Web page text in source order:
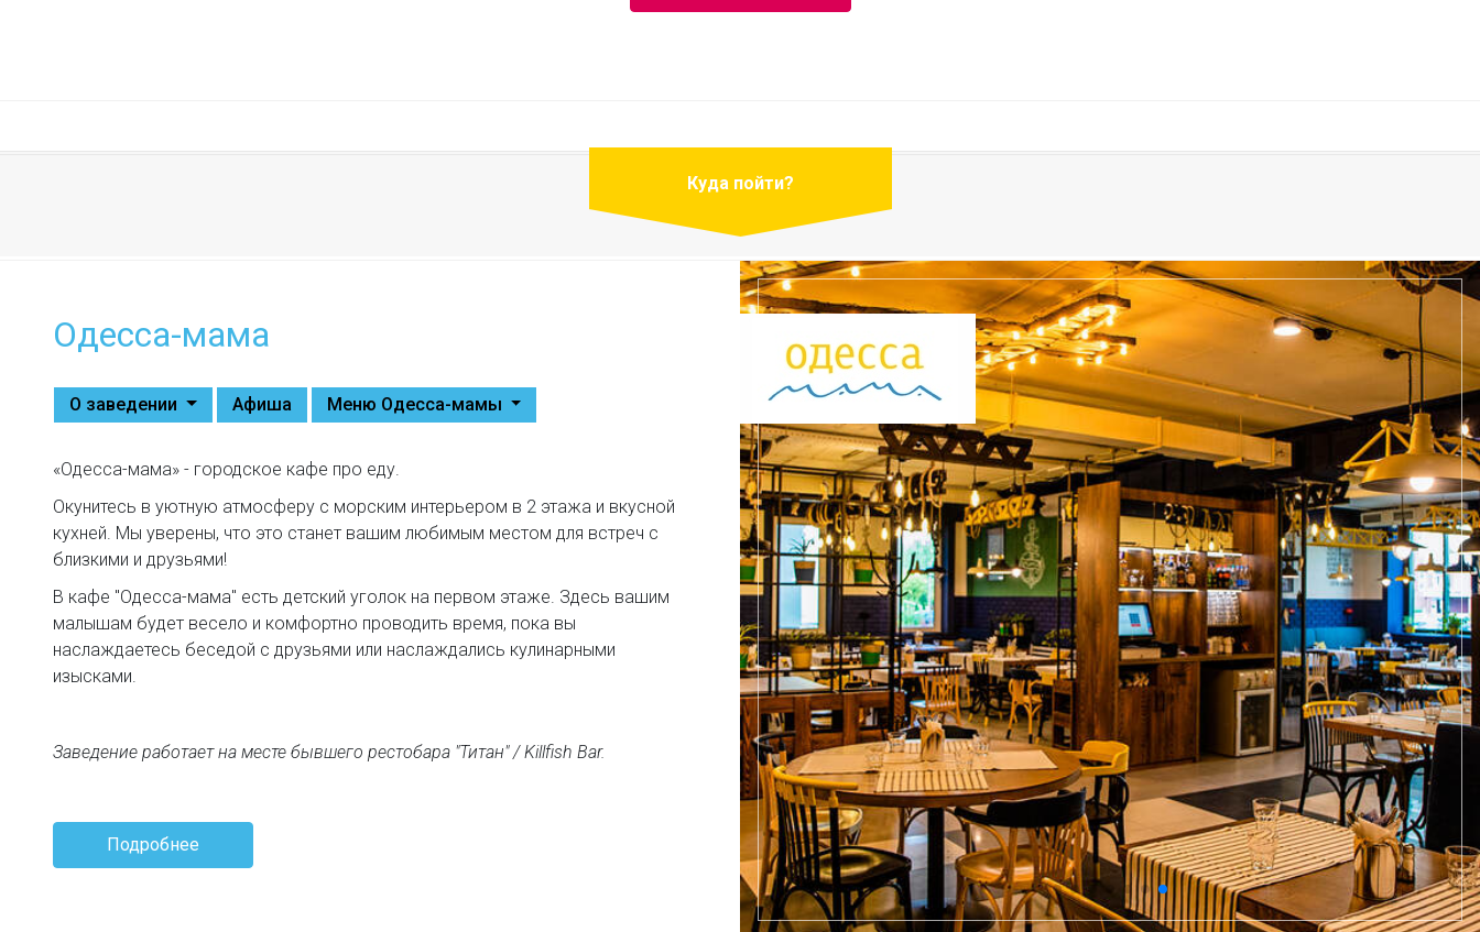
Куда пойти?
Одесса-мама
О заведении Афиша Меню Одесса-мамы
«Одесса-мама» - городское кафе про еду.
Окунитесь в уютную атмосферу с морским интерьером в 2 этажа и вкусной
кухней. Мы уверены, что это станет вашим любимым местом для встреч с
близкими и друзьями!
В кафе "Одесса-мама" есть детский уголок на первом этаже. Здесь вашим
малышам будет весело и комфортно проводить время, пока вы
наслаждаетесь беседой с друзьями или наслаждались кулинарными
изысками.
Заведение работает на месте бывшего рестобара "Титан" / Killfish Bar.
Подробнее